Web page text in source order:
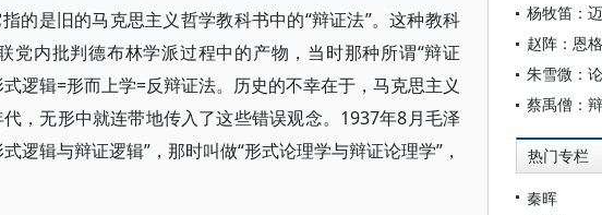
的是旧的马克思主义哲学教科书中的“辩证法”。这种教科
党内批判德布林学派过程中的产物，当时那种所谓“辩证
逻辑=形而上学=反辩证法。历史的不幸在于，马克思主义
，无形中就连带地传入了这些错误观念。1937年8月毛泽
逻辑与辩证逻辑”，那时叫做“形式论理学与辩证论理学”，
蔡禹僧：
热门专栏
秦晖